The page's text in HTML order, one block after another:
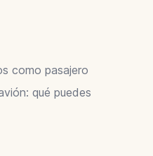
como pasajero
qué puedes